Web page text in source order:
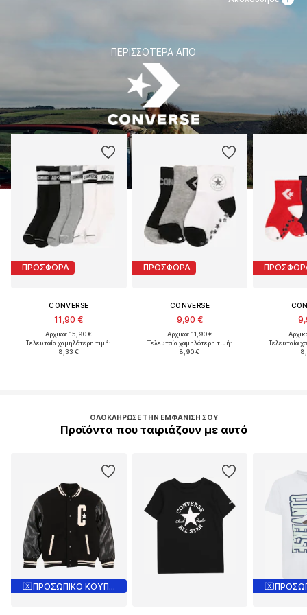
ΠΕΡΙΣΣΌΤΕΡΑ ΑΠΌ
ΠΡΟΣΦΟΡΑ
CONVERSE
11,90 €
Αρχικά: 15,90 €
Τελευταία χαμηλότερη τιμή:
8,33 €
ΠΡΟΣΦΟΡΑ
CONVERSE
9,90 €
Αρχικά: 11,90 €
Τελευταία χαμηλότερη τιμή:
8,90 €
Τελευταία
ΟΛΟΚΛΉΡΩΣΕ ΤΗΝ ΕΜΦΆΝΙΣΉ ΣΟΥ
Προϊόντα που ταιριάζουν με αυτό
ΠΡΟΣΩΠΙΚΟ ΚΟΥΠΟΝΙ